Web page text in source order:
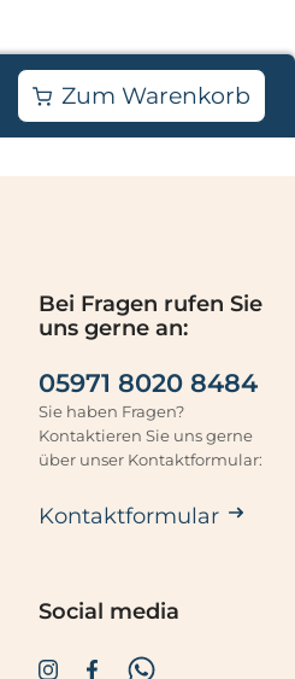
Zum Warenkorb
Bei Fragen rufen Sie
uns gerne an:
05971 8020 8484
Sie haben Fragen?
Kontaktieren Sie uns gerne
über unser Kontaktformular:
Kontaktformular
Social media